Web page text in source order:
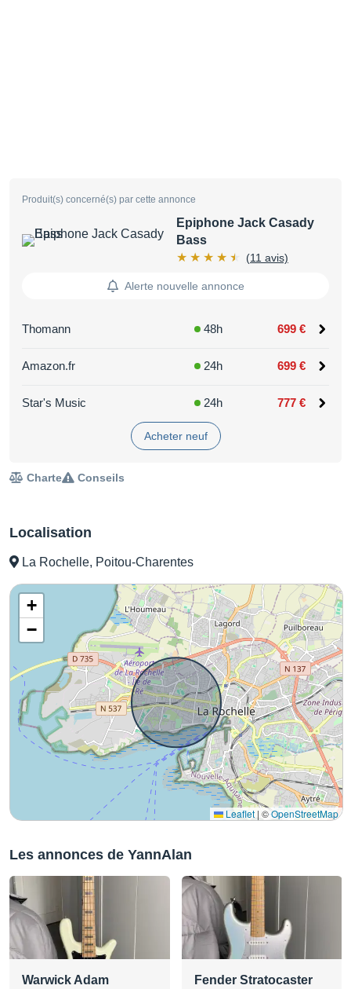
Localisation
La Rochelle, Poitou-Charentes
+
−
Leaflet | ©OpenStreetMap
Les annonces de YannAlan
Warwick Adam
Fender Stratocaster
Produit(s) concerné(s) par cette annonce
Epiphone Jack Casady
Bass
(11 avis)
Alerte nouvelle annonce
Thomann 48h 699 €
Amazon.fr 24h 699 €
Star's Music 24h 777 €
Acheter neuf
Charte Conseils